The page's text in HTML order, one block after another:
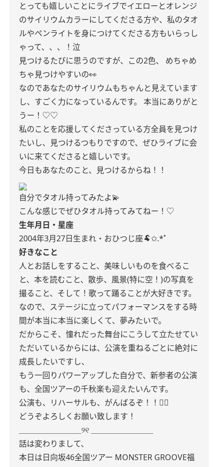
とっても嬉しいことにライブでイエローとオレンジ
のサイリウムカラーにしてくださる方や、私のタオ
ルやペンライトを身につけてくださる方もいらっし
ゃって、、、！泣
見つけるたびに思うのですが、この2色、
めちゃめ
ちゃ見つけやすいの👀
なのであなたのサイリウムもちゃんと見えています
し、すごく力になっているんです。
本当にありがと
うー！♡♡
私のことを応援してくださっている方全員を見つけ
たいし、見つけるつもりですので、ぜひライブに会
いに来てくださると嬉しいです。
今日もあなたのこと、見つけるからね！！
自分でタオル持ってみたよ💫
こんな感じでぜひタオル持ってみてねー！♡
生年月日・星座
2004年3月27日生まれ・おひつじ座🐏✩.*˚
好きなこと
人とお話しをすること、美味しいものを食べるこ
と、本を読むこと、散歩、風景(特に空！)の写真を
撮ること、そして！歌って踊ることが大好きです。
なので、ステージに立ってパフォーマンスをする時
間が本当に本当に楽しくて、夢みたいで。
だからこそ、憧れだった舞台にこうして立たせてい
ただいているからには、公演を重ねるごとに絶対に
成長したいですし、
もう一回りパワーアップした自分で、新参者の公演
も、全国ツアーの千秋楽も迎えたいんです。
公演も、リハーサルも、がんばるぞ！！❤️‍🔥
どうぞよろしくお願い致します！
＿＿＿＿＿＿＿＿୨୧ ＿＿＿＿＿＿＿＿
話は変わりまして、
本日は日向坂46全国ツアー MONSTER GROOVE福